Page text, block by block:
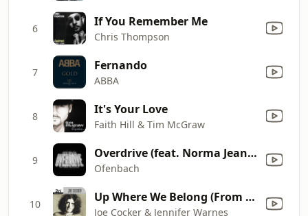
6 If You Remember Me
Chris Thompson
7 Fernando
ABBA
8 It's Your Love
Faith Hill & Tim McGraw
9 Overdrive (feat. Norma Jean Martine)
Ofenbach
10 Up Where We Belong (From "An Officer and a Gentleman")
Joe Cocker & Jennifer Warnes